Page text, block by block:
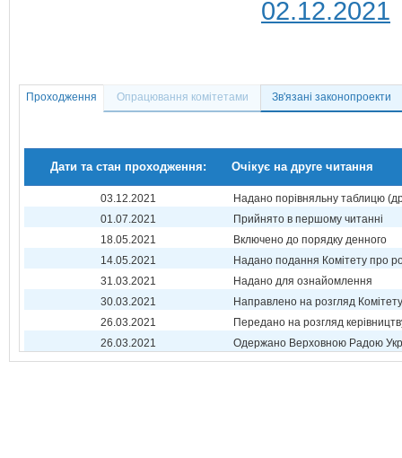
02.12.2021
Проходження Опрацювання комітетами Зв'язані законопроекти
Дати та стан проходження: Очікує на друге читання
03.12.2021
Надано порівняльну таблицю
01.07.2021
Прийнято в першому читанні
18.05.2021
Включено до порядку денного
14.05.2021
Надано подання Комітету про
31.03.2021
Надано для ознайомлення
30.03.2021
Направлено на розгляд Комітету
26.03.2021
Передано на розгляд
26.03.2021
Одержано Верховною Радою